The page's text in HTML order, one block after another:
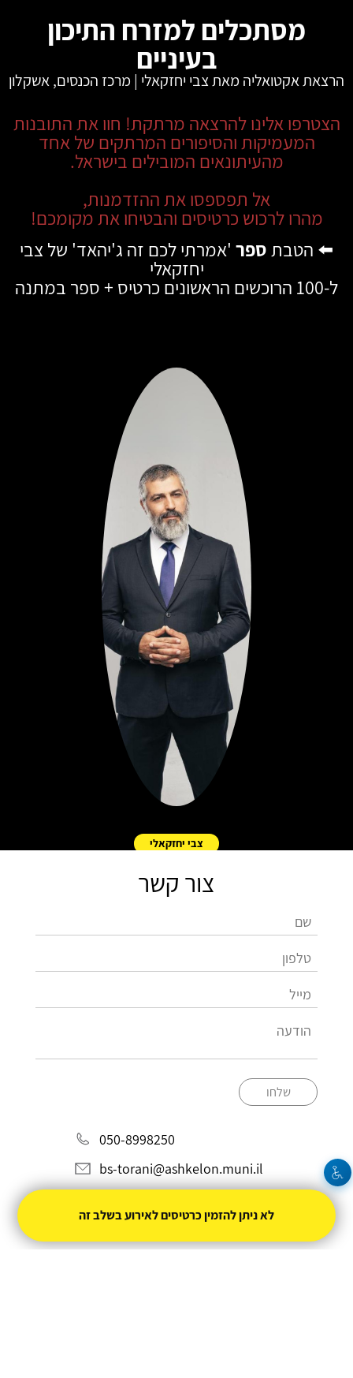
מסתכלים למזרח התיכון
בעיניים
הרצאת אקטואליה מאת צבי יחזקאלי | מרכז הכנסים, אשקלון
הצטרפו אלינו להרצאה מרתקת! חוו את התובנות
המעמיקות והסיפורים המרתקים של אחד
מהעיתונאים המובילים בישראל.
אל תפספסו את ההזדמנות,
מהרו לרכוש כרטיסים והבטיחו את מקומכם!
⬅️ הטבתספר 'אמרתי לכם זה ג'יהאד' של צבי
יחזקאלי
ל-100 הרוכשים הראשונים כרטיס + ספר במתנה
צבי יחזקאלי
צור קשר
שלחו
050-8998250
bs-torani@ashkelon.muni.il
לא ניתן להזמין כרטיסים לאירוע בשלב זה